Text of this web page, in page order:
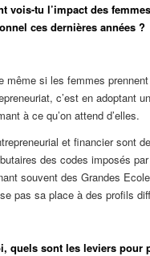
vois-tu l’impact des
ces dernières années ?
même si les femmes
c’est en adoptant
à ce qu’on attend d’elles.
et financier sont
des codes imposés par
souvent des Grandes
pas sa place à des profils
quels sont les leviers pour